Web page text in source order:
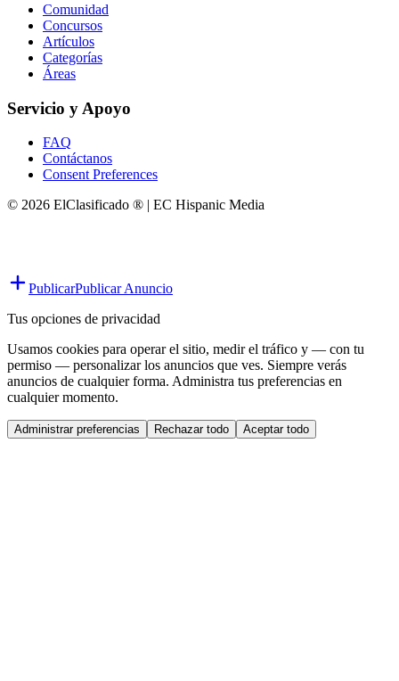
Comunidad
Concursos
Artículos
Categorías
Áreas
Servicio y Apoyo
FAQ
Contáctanos
Consent Preferences
© 2026 ElClasificado ® | EC Hispanic Media
PublicarPublicar Anuncio
Tus opciones de privacidad
Usamos cookies para operar el sitio, medir el tráfico y — con tu
permiso — personalizar los anuncios que ves. Siempre verás
anuncios de cualquier forma. Administra tus preferencias en
cualquier momento.
Administrar preferencias Rechazar todo Aceptar todo